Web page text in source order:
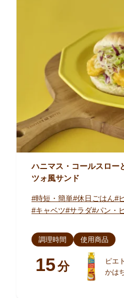
ハニマス・コールスロー
ツォ風サンド
時短・簡単 休日ごはん
キャベツ サラダ パン・
調理時間
15分
使用商品
ピエ
かは